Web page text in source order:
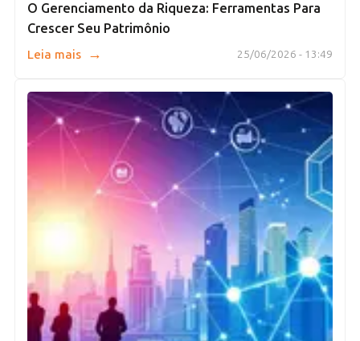
O Gerenciamento da Riqueza: Ferramentas Para
Crescer Seu Patrimônio
25/06/2026 - 13:49
Leia mais →